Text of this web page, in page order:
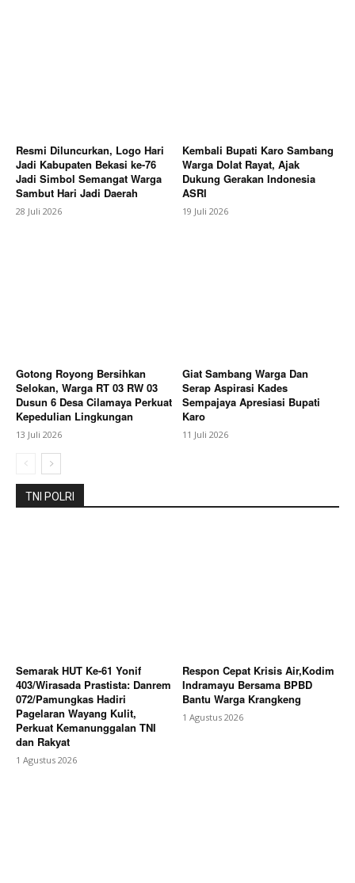
SUBSCRIBE NOW
My account
Bagikan Artikel
Berita Lainnya
Menteri Koperasi RI Dan Undang Acara FBB
Resmi Diluncurkan, Logo Hari
Jadi Kabupaten Bekasi ke-76
Jadi Simbol Semangat Warga
Sambut Hari Jadi Daerah
28 Juli 2026
Kembali Bupati Karo Sambang
Warga Dolat Rayat, Ajak
Dukung Gerakan Indonesia
ASRI
19 Juli 2026
Gotong Royong Bersihkan
Selokan, Warga RT 03 RW 03
Dusun 6 Desa Cilamaya Perkuat
Kepedulian Lingkungan
13 Juli 2026
Giat Sambang Warga Dan
Serap Aspirasi Kades
Sempajaya Apresiasi Bupati
Karo
11 Juli 2026
TNI POLRI
Semarak HUT Ke-61 Yonif
403/Wirasada Prastista: Danrem
072/Pamungkas Hadiri
Pagelaran Wayang Kulit,
Perkuat Kemanunggalan TNI
dan Rakyat
1 Agustus 2026
Respon Cepat Krisis Air,Kodim
Indramayu Bersama BPBD
Bantu Warga Krangkeng
1 Agustus 2026